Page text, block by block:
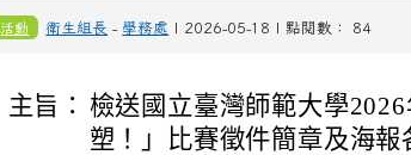
活動 衛生組長 - 學務處 | 2026-05-18 | 點閱數： 84
主旨： 檢送國立臺灣師範大學
塑！」比賽徵件簡章及海報